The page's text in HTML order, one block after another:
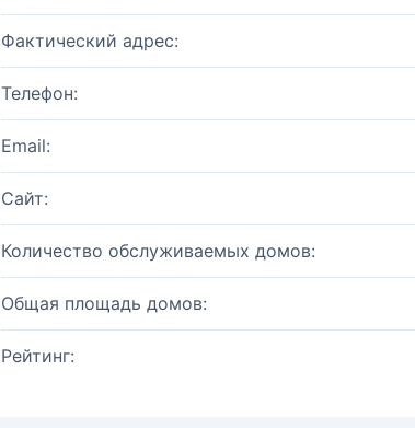
Фактический адрес:
Телефон:
Email:
Сайт:
Количество обслуживаемых домов:
Общая площадь домов:
Рейтинг: